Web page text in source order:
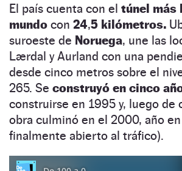
El país cuenta con el túnel más
mundo con 24,5 kilómetros.
suroeste de Noruega, une las
Lærdal y Aurland con una
desde cinco metros sobre el
265. Se construyó en cinco
construirse en 1995 y, luego de
obra culminó en el 2000, año
finalmente abierto al tráfico).